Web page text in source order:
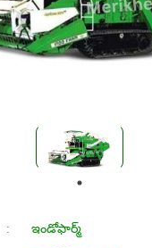
:
ఇండోఫార్మ్